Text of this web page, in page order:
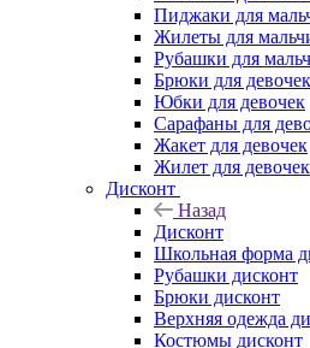
Пиджаки для
Жилеты для
Рубашки для
Брюки для девочек
Юбки для девочек
Сарафаны для
Жакет для девочек
Жилет для девочек
Дисконт
Назад
Дисконт
Школьная форма
Рубашки дисконт
Брюки дисконт
Верхняя одежда
Костюмы дисконт